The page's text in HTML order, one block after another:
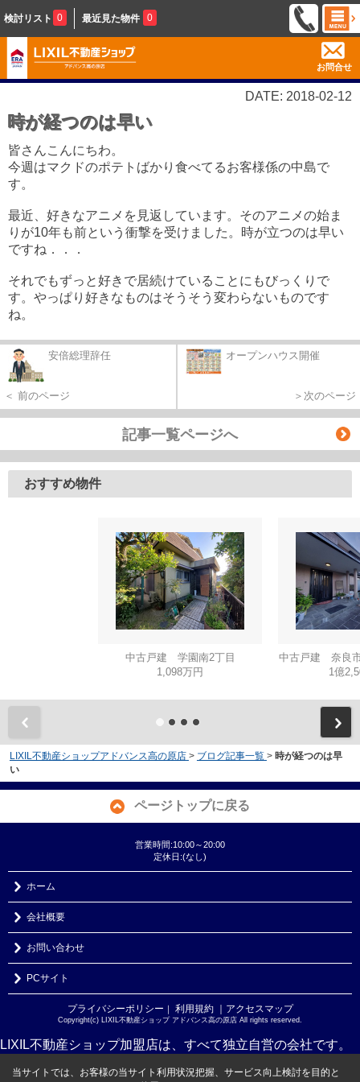
検討リスト 0 最近見た物件 0
お問合せ
DATE: 2018-02-12
時が経つのは早い
皆さんこんにちわ。
今週はマクドのポテトばかり食べてるお客様係の中島で
す。
最近、好きなアニメを見返しています。そのアニメの始ま
りが10年も前という衝撃を受けました。時が立つのは早い
ですね．．．
それでもずっと好きで居続けていることにもびっくりで
す。やっぱり好きなものはそうそう変わらないものです
ね。
安倍総理辞任
＜ 前のページ
オープンハウス開催
＞次のページ
記事一覧ページへ
おすすめ物件
中古戸建 学園南2丁目
1,098万円
中古戸建 奈良
1億
LIXIL不動産ショップアドバンス高の原店 > ブログ記事一覧 > 時が経つのは早
い
ページトップに戻る
営業時間:10:00～20:00
定休日:(なし)
ホーム
会社概要
お問い合わせ
PCサイト
プライバシーポリシー ｜ 利用規約 ｜アクセスマップ
Copyright(c) LIXIL不動産ショップ アドバンス高の原店 All rights reserved.
LIXIL不動産ショップ加盟店は、すべて独立自営の会社です。
当サイトでは、お客様の当サイト利用状況把握、サービス向上検討を目的と